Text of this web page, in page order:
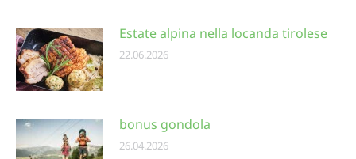
Estate alpina nella locanda tirolese
22.06.2026
bonus gondola
26.04.2026